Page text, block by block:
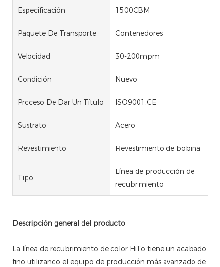
Especificación 1500CBM
Paquete De Transporte Contenedores
Velocidad 30-200mpm
Condición Nuevo
Proceso De Dar Un Título ISO9001,CE
Sustrato Acero
Revestimiento Revestimiento de bobina
Tipo
Línea de producción de
recubrimiento
Descripción general del producto
La línea de recubrimiento de color HiTo tiene un acabado
fino utilizando el equipo de producción más avanzado de